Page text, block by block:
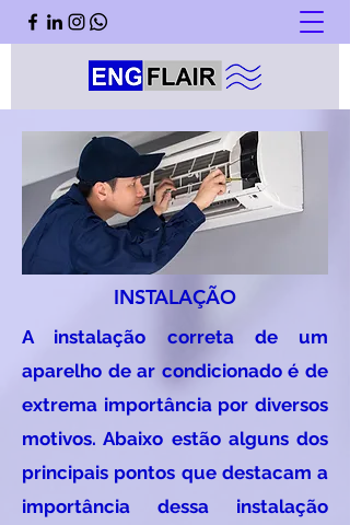
INSTALAÇÃO
A instalação correta de um
aparelho de ar condicionado é de
extrema importância por diversos
motivos. Abaixo estão alguns dos
principais pontos que destacam a
importância dessa instalação